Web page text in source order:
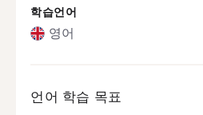
학습언어
영어
언어 학습 목표